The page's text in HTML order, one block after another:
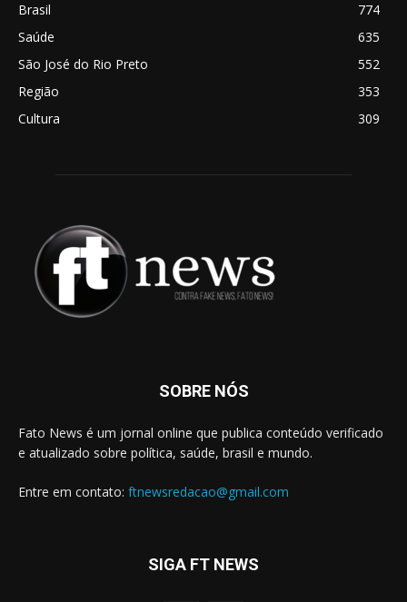
Brasil
774
Saúde
635
São José do Rio Preto
552
Região
353
Cultura
309
SOBRE NÓS
Fato News é um jornal online que publica conteúdo verificado
e atualizado sobre política, saúde, brasil e mundo.
Entre em contato: ftnewsredacao@gmail.com
SIGA FT NEWS